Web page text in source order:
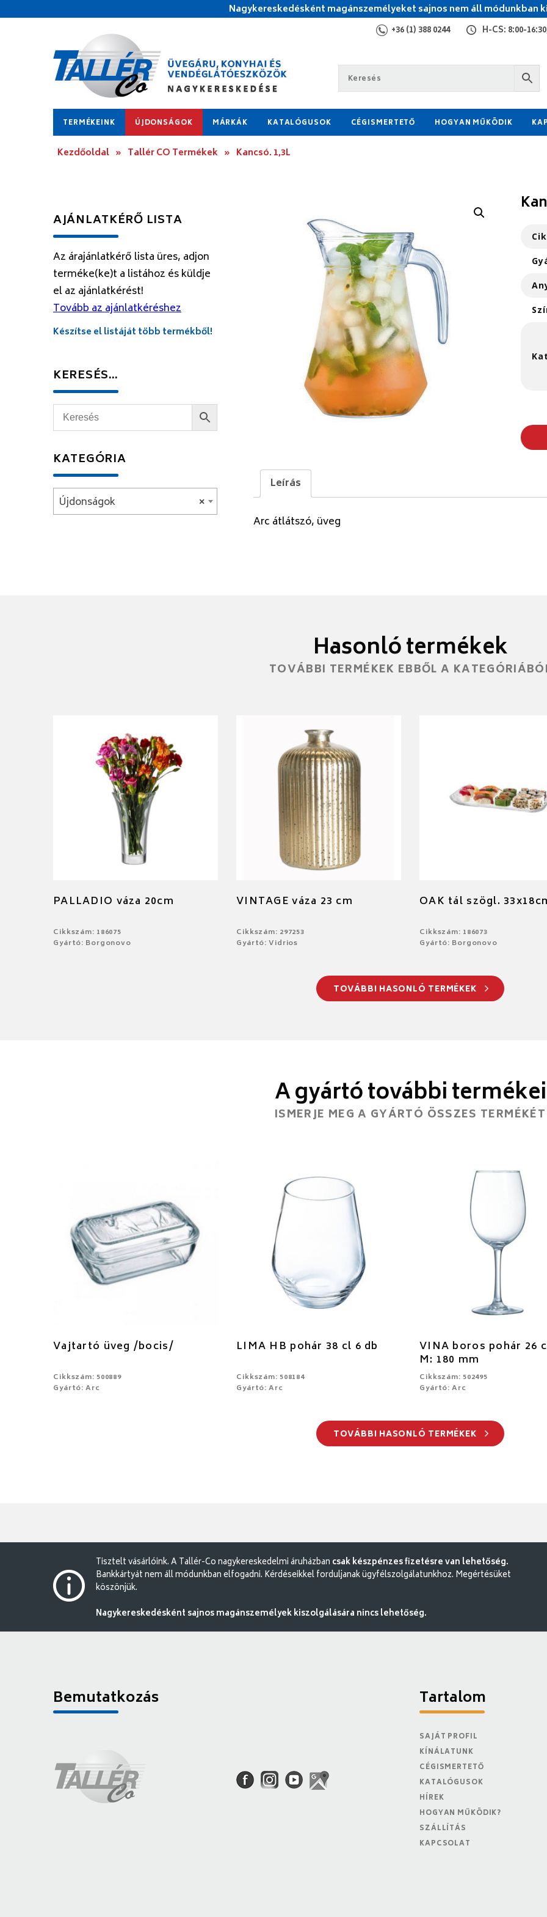
Nagykereskedésként magánszemélyeket sajnos nem áll módunkban
+36 (1) 388 0244 H-CS: 8:00-
TERMÉKEINK ÚJDONSÁGOK MÁRKÁK KATALÓGUSOK CÉGISMERTETŐ HOGYAN MŰKÖDIK
Kezdőoldal » Tallér CO Termékek » Kancsó. 1,3L
Leírás
Arc átlátszó, üveg
AJÁNLATKÉRŐ LISTA
Az árajánlatkérő lista üres, adjon
terméke(ke)t a listához és küldje
el az ajánlatkérést!
Tovább az ajánlatkéréshez
Készítse el listáját több termékből!
KERESÉS…
KATEGÓRIA
×
Újdonságok
Hasonló termékek
TOVÁBBI TERMÉKEK EBBŐL A
PALLADIO váza 20cm
Cikkszám: 186075
Gyártó: Borgonovo
VINTAGE váza 23 cm
Cikkszám: 297253
Gyártó: Vidrios
OAK tál szögl.
Cikkszám: 186073
Gyártó: Borgonovo
TOVÁBBI HASONLÓ TERMÉKEK
A gyártó további termékei
ISMERJE MEG A GYÁRTÓ ÖSSZES TERMÉKÉT
Vajtartó üveg /bocis/
Cikkszám: 500889
Gyártó: Arc
LIMA HB pohár 38 cl 6 db
Cikkszám: 508184
Gyártó: Arc
VINA boros pohár 26
M: 180 mm
Cikkszám: 502495
Gyártó: Arc
TOVÁBBI HASONLÓ TERMÉKEK
Tisztelt vásárlóink. A Tallér-Co nagykereskedelmi áruházban csak készpénzes fizetésre van lehetőség.
Bankkártyát nem áll módunkban elfogadni. Kérdéseikkel forduljanak ügyfélszolgálatunkhoz. Megértésüket
köszönjük.
Nagykereskedésként sajnos magánszemélyek kiszolgálására nincs lehetőség.
Bemutatkozás Tartalom
SAJÁT PROFIL
KÍNÁLATUNK
CÉGISMERTETŐ
KATALÓGUSOK
HÍREK
HOGYAN MŰKÖDIK?
SZÁLLÍTÁS
KAPCSOLAT